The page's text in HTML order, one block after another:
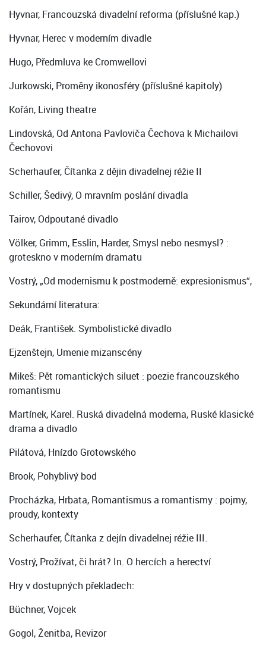
Hyvnar, Francouzská divadelní reforma (příslušné kap.)
Hyvnar, Herec v moderním divadle
Hugo, Předmluva ke Cromwellovi
Jurkowski, Proměny ikonosféry (příslušné kapitoly)
Kořán, Living theatre
Lindovská, Od Antona Pavloviča Čechova k Michailovi
Čechovovi
Scherhaufer, Čítanka z dějin divadelnej réžie II
Schiller, Šedivý, O mravním poslání divadla
Tairov, Odpoutané divadlo
Völker, Grimm, Esslin, Harder, Smysl nebo nesmysl? :
groteskno v moderním dramatu
Vostrý, „Od modernismu k postmoderně: expresionismus“,
Sekundární literatura:
Deák, František. Symbolistické divadlo
Ejzenštejn, Umenie mizanscény
Mikeš: Pět romantických siluet : poezie francouzského
romantismu
Martínek, Karel. Ruská divadelná moderna, Ruské klasické
drama a divadlo
Pilátová, Hnízdo Grotowského
Brook, Pohyblivý bod
Procházka, Hrbata, Romantismus a romantismy : pojmy,
proudy, kontexty
Scherhaufer, Čítanka z dejín divadelnej réžie III.
Vostrý, Prožívat, či hrát? In. O hercích a herectví
Hry v dostupných překladech:
Büchner, Vojcek
Gogol, Ženitba, Revizor